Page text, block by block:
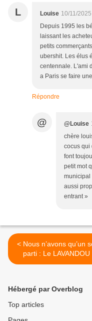
L Louise 10/11/
Depuis 1995 les
laissant les
petits
ubershit. Les élus
centennale. L'ami
a Paris se faire
Répondre
@ @Louise
chère
cocus qui
font
petit mot
municipal
aussi
entrant »
< Nous n’avons qu’un seul
parti : Le LAVANDOU
Hébergé par Overblog
Top articles